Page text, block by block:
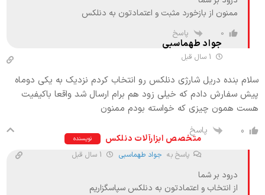
ممنون از بازخورد مثبت و اعتمادتون به دنلکس
0 پاسخ
جواد طهماسبی
سلام بنده دریل شارژی دنلکس رو انتخاب کردم نزدیک به یکی دوماه
پیش سفارش دادم که خیلی زود هم برام ارسال شد واقعا باکیفیت
هست همون چیزی که خواسته بودم ممنون
0 پاسخ
متخصص ابزارآلات دنلکس نویسنده
پاسخ به جواد طهماسبی
درود بر شما
از انتخاب و اعتمادتون به دنلکس سپاسگزاریم